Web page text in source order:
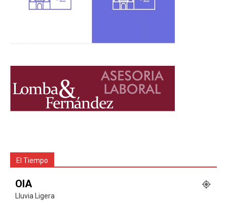
El Tiempo
OIA
Lluvia Ligera